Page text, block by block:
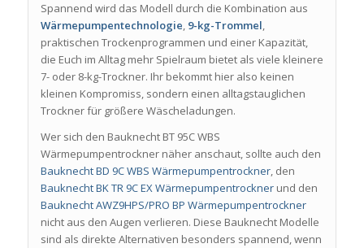
Spannend wird das Modell durch die Kombination aus
Wärmepumpentechnologie, 9-kg-Trommel,
praktischen Trockenprogrammen und einer Kapazität,
die Euch im Alltag mehr Spielraum bietet als viele kleinere
7- oder 8-kg-Trockner. Ihr bekommt hier also keinen
kleinen Kompromiss, sondern einen alltagstauglichen
Trockner für größere Wäscheladungen.
Wer sich den Bauknecht BT 95C WBS
Wärmepumpentrockner näher anschaut, sollte auch den
Bauknecht BD 9C WBS Wärmepumpentrockner, den
Bauknecht BK TR 9C EX Wärmepumpentrocknerund den
Bauknecht AWZ9HPS/PRO BP Wärmepumpentrockner
nicht aus den Augen verlieren. Diese Bauknecht Modelle
sind als direkte Alternativen besonders spannend, wenn